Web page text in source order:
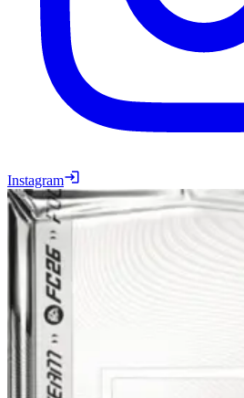
Instagram